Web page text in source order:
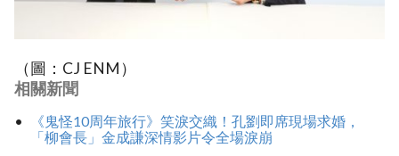
（圖：CJ ENM）
相關新聞
《鬼怪10周年旅行》笑淚交織！孔劉即席現場求婚，
「柳會長」金成謙深情影片令全場淚崩